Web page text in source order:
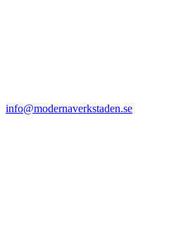
info@modernaverkstaden.se